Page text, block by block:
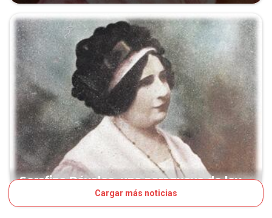
Serafina Dávalos, una paraguaya de ley
Cargar más noticias